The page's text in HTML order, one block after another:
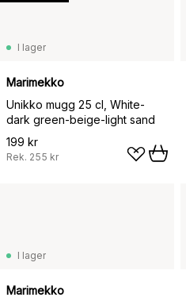
I lager
Marimekko
Unikko mugg 25 cl, White-
dark green-beige-light sand
199 kr
Rek. 255 kr
I lager
Marimekko